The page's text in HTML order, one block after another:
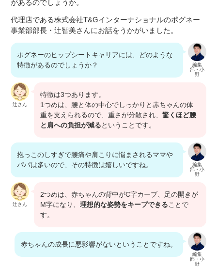
があるのでしょうか。
代理店である株式会社T&Gインターナショナルのポグネー
事業部部長・辻智美さんにお話をうかがいました。
ポグネーのヒップシートキャリアには、どのような
特徴があるのでしょうか？
編集
部・小
野
辻さん
特徴は3つあります。
1つめは、腰と体の中心でしっかりと赤ちゃんの体
重を支えられるので、重さが分散され、驚くほど腰
と肩への負担が減るということです。
抱っこのしすぎで腰痛や肩こりに悩まされるママや
パパは多いので、その特徴は嬉しいですね。
編集
部・小
野
辻さん
2つめは、赤ちゃんの背中がC字カーブ、足の開きが
M字になり、理想的な姿勢をキープできることで
す。
赤ちゃんの成長に悪影響がないということですね。
編集
部・小
野